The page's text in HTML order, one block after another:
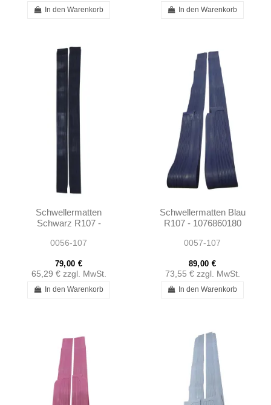
In den Warenkorb In den Warenkorb
Schwellermatten
Schwarz R107 -
0056-107
79,00 €
65,29 € zzgl. MwSt.
In den Warenkorb
Schwellermatten Blau
R107 - 1076860180
0057-107
89,00 €
73,55 € zzgl. MwSt.
In den Warenkorb